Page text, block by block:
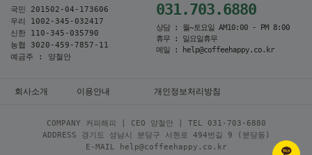
국민 201502-04-173606
우리 1002-345-032417
신한 110-345-035790
농협 3020-459-7857-11
예금주 : 양철안
031.703.6880
상담 : 월~토요일 AM10:00 - PM 8:00
휴무 : 일요일휴무
메일 : help@coffeehappy.co.kr
회사소개 이용안내 개인정보처리방침
COMPANY 커피해피 | CEO 양철안 | TEL
031-703-6880
ADDRESS 경기도 성남시 분당구 서현로 494번길 9 (분당동)
E-MAIL help@coffeehappy.co.kr